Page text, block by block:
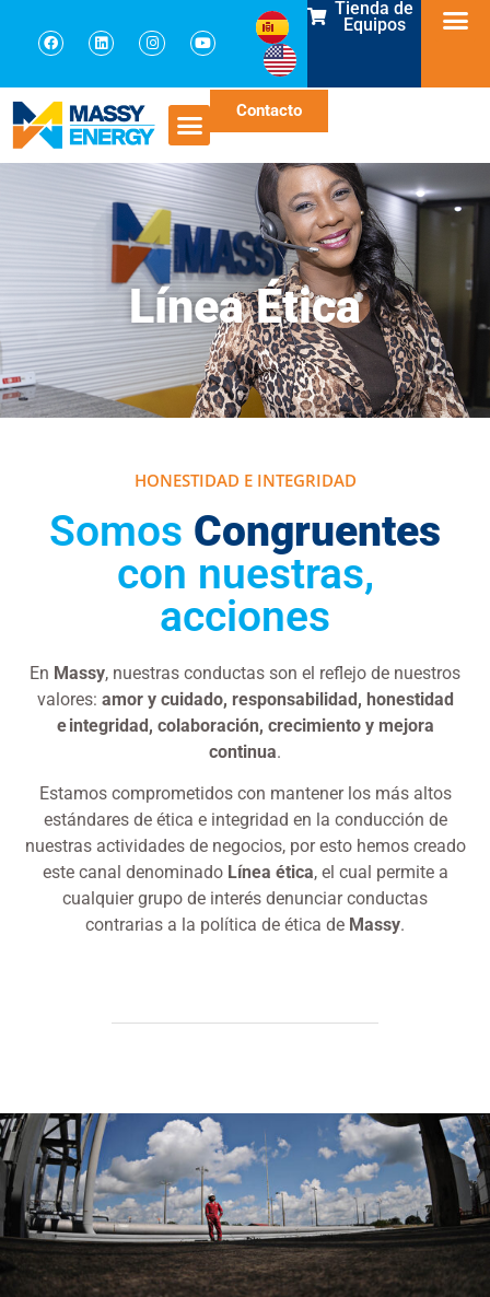
Tienda de
Equipos
Contacto
Línea Ética
HONESTIDAD E INTEGRIDAD
Somos Congruentes
con nuestras,
acciones
En Massy, nuestras conductas son el reflejo de nuestros
valores: amor y cuidado, responsabilidad, honestidad
e integridad, colaboración, crecimiento y mejora
continua.
Estamos comprometidos con mantener los más altos
estándares de ética e integridad en la conducción de
nuestras actividades de negocios, por esto hemos creado
este canal denominado Línea ética, el cual permite a
cualquier grupo de interés denunciar conductas
contrarias a la política de ética de Massy.